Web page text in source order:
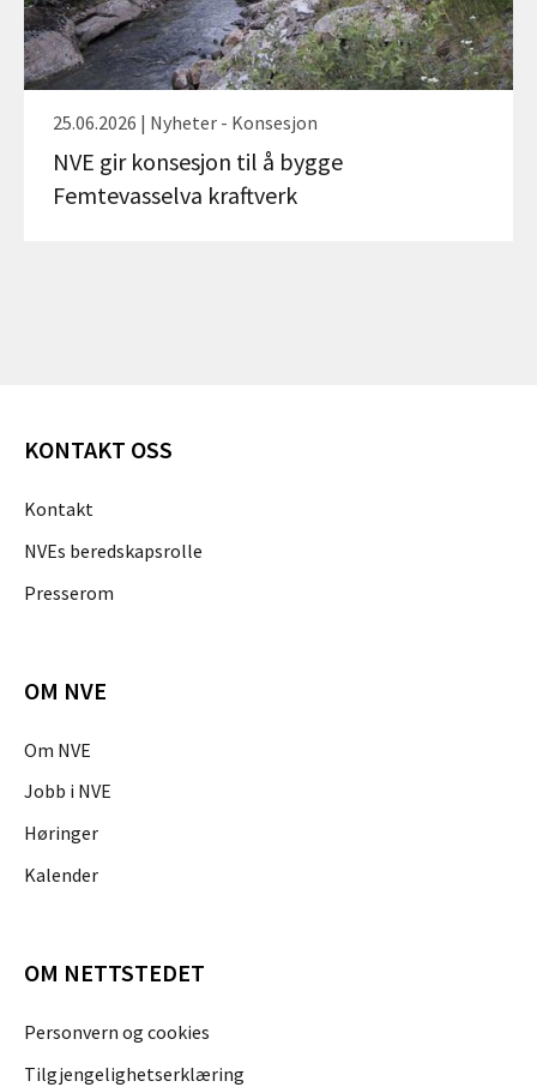
25.06.2026 | Nyheter - Konsesjon
NVE gir konsesjon til å bygge
Femtevasselva kraftverk
KONTAKT OSS
Kontakt
NVEs beredskapsrolle
Presserom
OM NVE
Om NVE
Jobb i NVE
Høringer
Kalender
OM NETTSTEDET
Personvern og cookies
Tilgjengelighetserklæring